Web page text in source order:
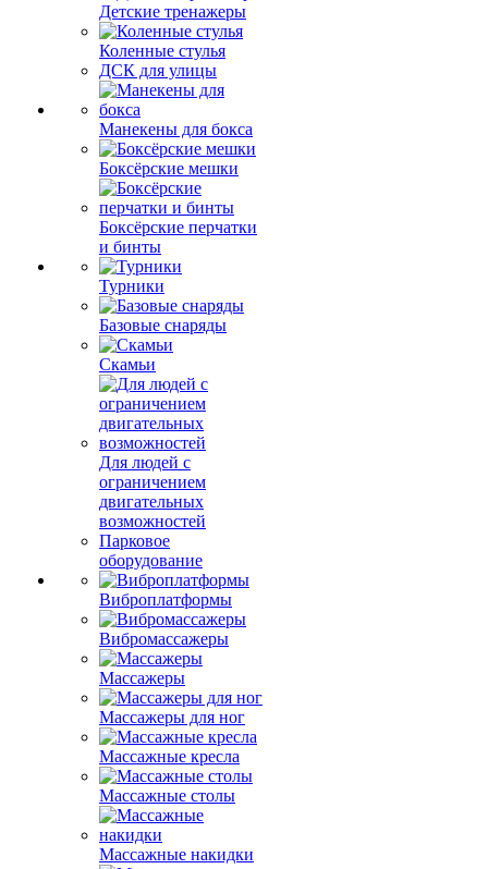
Детские тренажеры
Коленные стулья
ДСК для улицы
Манекены для бокса
Боксёрские мешки
Боксёрские перчатки
и бинты
Турники
Базовые снаряды
Скамьи
Для людей с
ограничением
двигательных
возможностей
Парковое
оборудование
Виброплатформы
Вибромассажеры
Массажеры
Массажеры для ног
Массажные кресла
Массажные столы
Массажные накидки